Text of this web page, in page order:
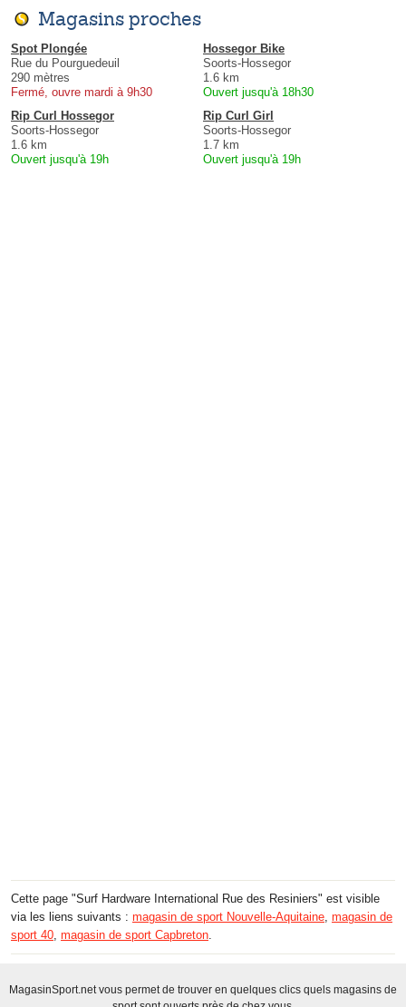
Magasins proches
Spot Plongée
Rue du Pourguedeuil
290 mètres
Fermé, ouvre mardi à 9h30
Hossegor Bike
Soorts-Hossegor
1.6 km
Ouvert jusqu'à 18h30
Rip Curl Hossegor
Soorts-Hossegor
1.6 km
Ouvert jusqu'à 19h
Rip Curl Girl
Soorts-Hossegor
1.7 km
Ouvert jusqu'à 19h
Cette page "Surf Hardware International Rue des Resiniers" est visible
via les liens suivants : magasin de sport Nouvelle-Aquitaine magasin de
sport 40 magasin de sport Capbreton
MagasinSport.net vous permet de trouver en quelques clics quels magasins de